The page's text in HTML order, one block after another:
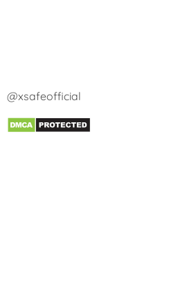
@xsafeofficial